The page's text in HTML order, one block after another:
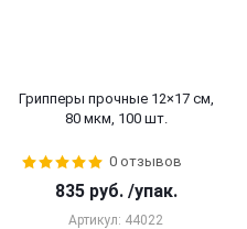
Грипперы прочные 12×17 см,
80 мкм, 100 шт.
0 отзывов
835 руб. /упак.
Артикул: 44022